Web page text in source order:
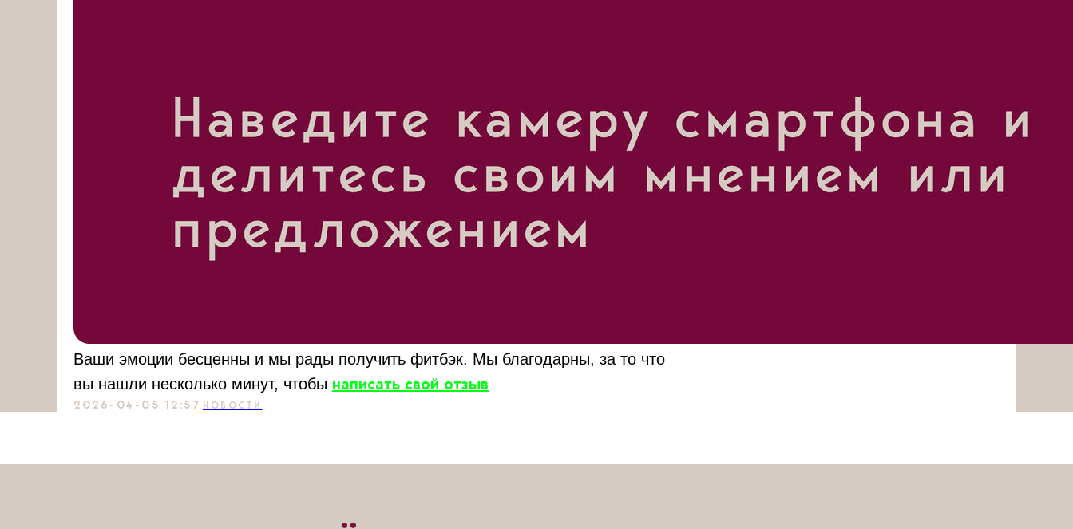
Ваши эмоции бесценны и мы рады получить фитбэк. Мы благодарны, за то что
вы нашли несколько минут, чтобы написать свой отзыв
2026-04-05 12:57 НОВОСТИ